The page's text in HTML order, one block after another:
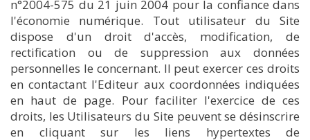
n°2004-575 du 21 juin 2004 pour la confiance dans
l'économie numérique. Tout utilisateur du Site
dispose d'un droit d'accès, modification, de
rectification ou de suppression aux données
personnelles le concernant. Il peut exercer ces droits
en contactant l'Editeur aux coordonnées indiquées
en haut de page. Pour faciliter l'exercice de ces
droits, les Utilisateurs du Site peuvent se désinscrire
en cliquant sur les liens hypertextes de